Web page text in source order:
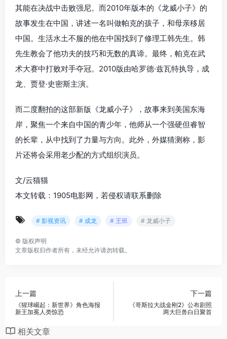
其能在决战中击败强尼。而2010年版本的《龙威小子》的
故事发生在中国，讲述一名叫做帕克的孩子，和母亲移居
中国。生活水土不服的他在中国找到了修理工韩先生。韩
先生教会了他功夫的技巧和无数的真谛。最终，帕克在武
术大赛中打败对手夺冠。2010版由哈罗德·兹瓦特执导，成
龙、贾登·史密斯主演。
而二度翻拍的这部新版《龙威小子》，故事来到美国东海
岸，聚焦一个来自中国的青少年，他师从一个强硬但睿智
的长辈，从中找到了力量与方向。此外，外媒猜测称，影
片还将会采用老少配的方式组织演员。
文/云猫猫
本文转载：1905电影网，若侵权请联系删除
# 影视资讯 # 成龙 # 王班 # 龙威小子
© 版权声明
文章版权归作者所有，未经允许请勿转载。
上一篇
《猩球崛起：新世界》角色海报
新王加冕人类惊恐
下一篇
《哥斯拉大战金刚2》公布剧照
两大巨兽白日聚首
相关文章